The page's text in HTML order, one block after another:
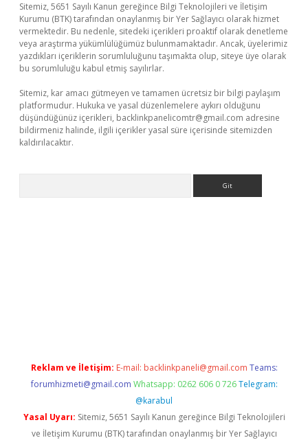
Sitemiz, 5651 Sayılı Kanun gereğince Bilgi Teknolojileri ve İletişim
Kurumu (BTK) tarafından onaylanmış bir Yer Sağlayıcı olarak hizmet
vermektedir. Bu nedenle, sitedeki içerikleri proaktif olarak denetleme
veya araştırma yükümlülüğümüz bulunmamaktadır. Ancak, üyelerimiz
yazdıkları içeriklerin sorumluluğunu taşımakta olup, siteye üye olarak
bu sorumluluğu kabul etmiş sayılırlar.
Sitemiz, kar amacı gütmeyen ve tamamen ücretsiz bir bilgi paylaşım
platformudur. Hukuka ve yasal düzenlemelere aykırı olduğunu
düşündüğünüz içerikleri, backlinkpanelicomtr@gmail.com adresine
bildirmeniz halinde, ilgili içerikler yasal süre içerisinde sitemizden
kaldırılacaktır.
Reklam ve İletişim: E-mail: backlinkpaneli@gmail.com Teams:
forumhizmeti@gmail.com Whatsapp: 0262 606 0 726 Telegram:
@karabul
Yasal Uyarı: Sitemiz, 5651 Sayılı Kanun gereğince Bilgi Teknolojileri
ve İletişim Kurumu (BTK) tarafından onaylanmış bir Yer Sağlayıcı